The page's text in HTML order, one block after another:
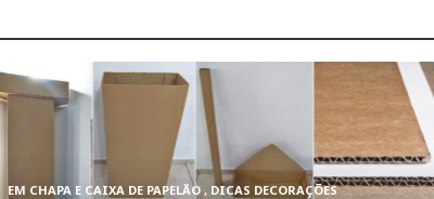
EM CHAPA E CAIXA DE PAPELÃO, DICAS DECORAÇÕES